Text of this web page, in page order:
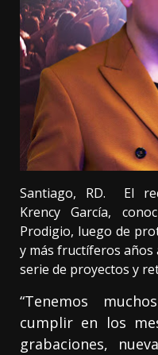
Santiago, RD. El
Krency García,
Prodigio, luego de
y más fructíferos años
serie de proyectos y
“Tenemos
cumplir en los
grabaciones,